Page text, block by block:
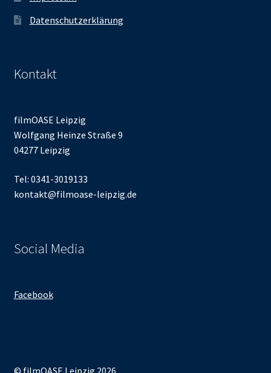
Datenschutzerklärung
Kontakt
filmOASE Leipzig
Wolfgang Heinze Straße 9
04277 Leipzig
Tel: 0341-3019133
kontakt@filmoase-leipzig.de
Social Media
Facebook